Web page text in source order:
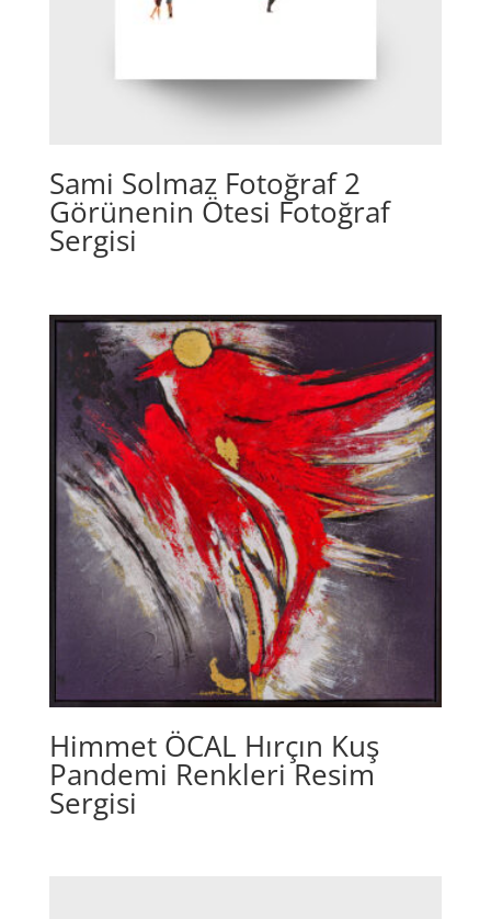
Sami Solmaz Fotoğraf 2
Görünenin Ötesi Fotoğraf
Sergisi
Himmet ÖCAL Hırçın Kuş
Pandemi Renkleri Resim
Sergisi